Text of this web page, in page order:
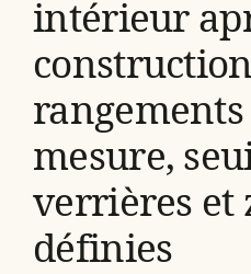
intérieur
mesure,
verrières et
définies